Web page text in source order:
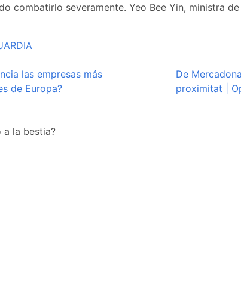
combatirlo severamente. Yeo Bee Yin, ministra
las empresas más
de Europa?
De
proximitat |
a la bestia?